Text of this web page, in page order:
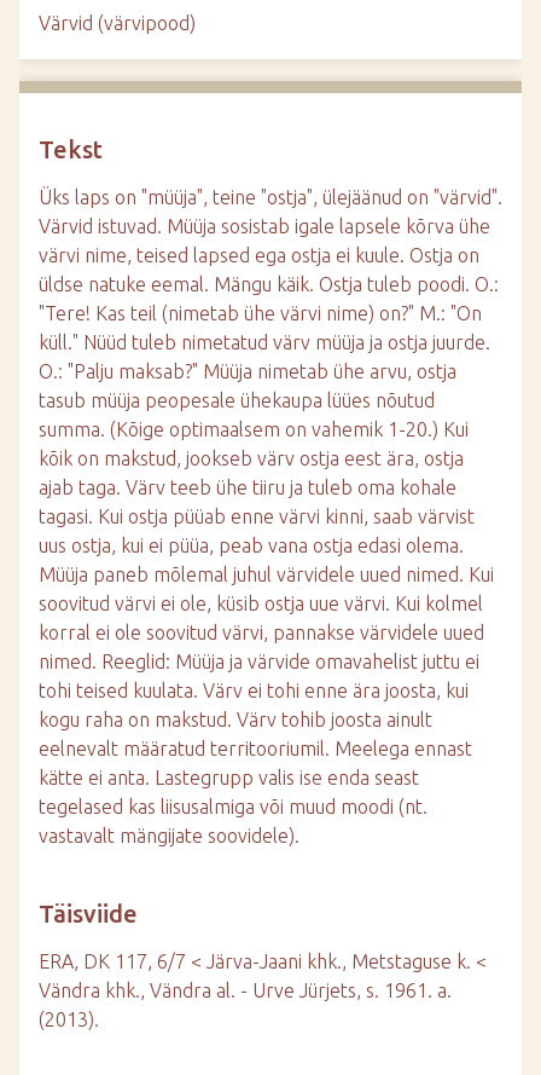
Värvid (värvipood)
Tekst
Üks laps on "müüja", teine "ostja", ülejäänud on "värvid".
Värvid istuvad. Müüja sosistab igale lapsele kõrva ühe
värvi nime, teised lapsed ega ostja ei kuule. Ostja on
üldse natuke eemal. Mängu käik. Ostja tuleb poodi. O.:
"Tere! Kas teil (nimetab ühe värvi nime) on?" M.: "On
küll." Nüüd tuleb nimetatud värv müüja ja ostja juurde.
O.: "Palju maksab?" Müüja nimetab ühe arvu, ostja
tasub müüja peopesale ühekaupa lüües nõutud
summa. (Kõige optimaalsem on vahemik 1-20.) Kui
kõik on makstud, jookseb värv ostja eest ära, ostja
ajab taga. Värv teeb ühe tiiru ja tuleb oma kohale
tagasi. Kui ostja püüab enne värvi kinni, saab värvist
uus ostja, kui ei püüa, peab vana ostja edasi olema.
Müüja paneb mõlemal juhul värvidele uued nimed. Kui
soovitud värvi ei ole, küsib ostja uue värvi. Kui kolmel
korral ei ole soovitud värvi, pannakse värvidele uued
nimed. Reeglid: Müüja ja värvide omavahelist juttu ei
tohi teised kuulata. Värv ei tohi enne ära joosta, kui
kogu raha on makstud. Värv tohib joosta ainult
eelnevalt määratud territooriumil. Meelega ennast
kätte ei anta. Lastegrupp valis ise enda seast
tegelased kas liisusalmiga või muud moodi (nt.
vastavalt mängijate soovidele).
Täisviide
ERA, DK 117, 6/7 < Järva-Jaani khk., Metstaguse k. <
Vändra khk., Vändra al. - Urve Jürjets, s. 1961. a.
(2013).